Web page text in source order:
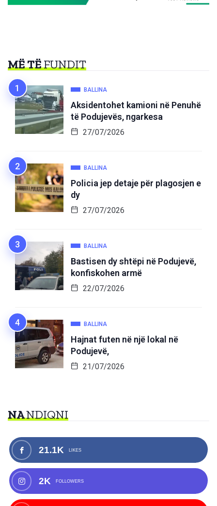
MË TËFUNDIT
BALLINA
Aksidentohet kamioni në Penuhë
të Podujevës, ngarkesa
27/07/2026
BALLINA
Policia jep detaje për plagosjen e
dy
27/07/2026
BALLINA
Bastisen dy shtëpi në Podujevë,
konfiskohen armë
22/07/2026
BALLINA
Hajnat futen në një lokal në
Podujevë,
21/07/2026
NANDIQNI
21.1K LIKES
2K FOLLOWERS